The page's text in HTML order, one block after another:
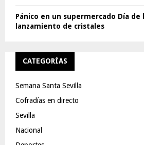
Pánico en un supermercado Día de
lanzamiento de cristales
CATEGORÍAS
Semana Santa Sevilla
Cofradías en directo
Sevilla
Nacional